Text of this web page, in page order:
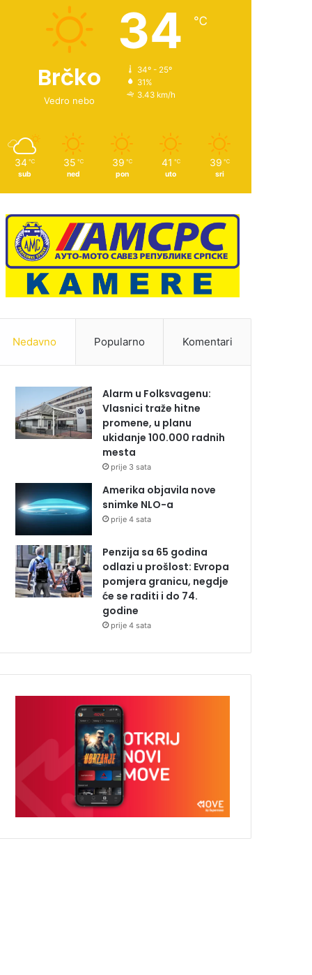
Brčko
Vedro nebo
34 ℃
34º - 25º
31%
3.43 km/h
34 ℃
sub
35 ℃
ned
39 ℃
pon
41 ℃
uto
39 ℃
sri
Nedavno Popularno Komentari
Alarm u Folksvagenu:
Vlasnici traže hitne
promene, u planu
ukidanje 100.000 radnih
mesta
prije 3 sata
Amerika objavila nove
snimke NLO-a
prije 4 sata
Penzija sa 65 godina
odlazi u prošlost: Evropa
pomjera granicu, negdje
će se raditi i do 74.
godine
prije 4 sata